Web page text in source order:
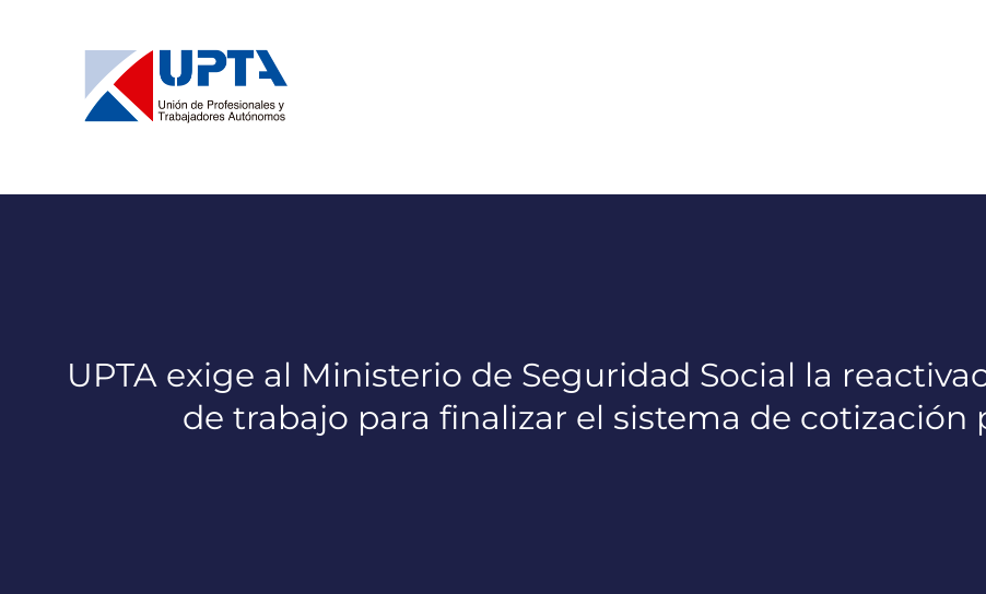
UPTA exige al Ministerio de Seguridad Social la
de trabajo para finalizar el sistema de cotización